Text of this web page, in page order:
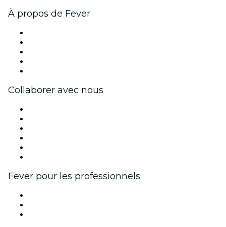
À propos de Fever
Collaborer avec nous
Fever pour les professionnels